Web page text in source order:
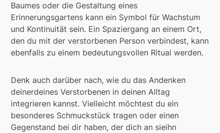
Baumes oder die Gestaltung eines
Erinnerungsgartens kann ein Symbol für Wachstum
und Kontinuität sein. Ein Spaziergang an einem Ort,
den du mit der verstorbenen Person verbindest, kann
ebenfalls zu einem bedeutungsvollen Ritual werden.
Denk auch darüber nach, wie du das Andenken
deinerdeines Verstorbenen in deinen Alltag
integrieren kannst. Vielleicht möchtest du ein
besonderes Schmuckstück tragen oder einen
Gegenstand bei dir haben, der dich an sieihn